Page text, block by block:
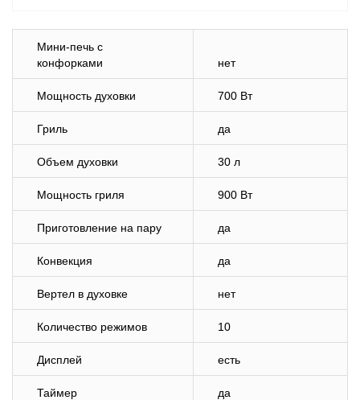
Мини-печь с
конфорками
нет
Мощность духовки 700 Вт
Гриль да
Объем духовки 30 л
Мощность гриля 900 Вт
Приготовление на пару да
Конвекция да
Вертел в духовке нет
Количество режимов 10
Дисплей есть
Таймер да